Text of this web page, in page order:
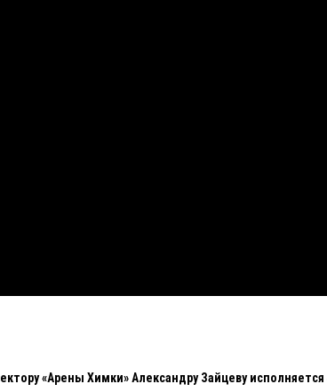
«Арены Химки» Александру Зайцеву исполняется